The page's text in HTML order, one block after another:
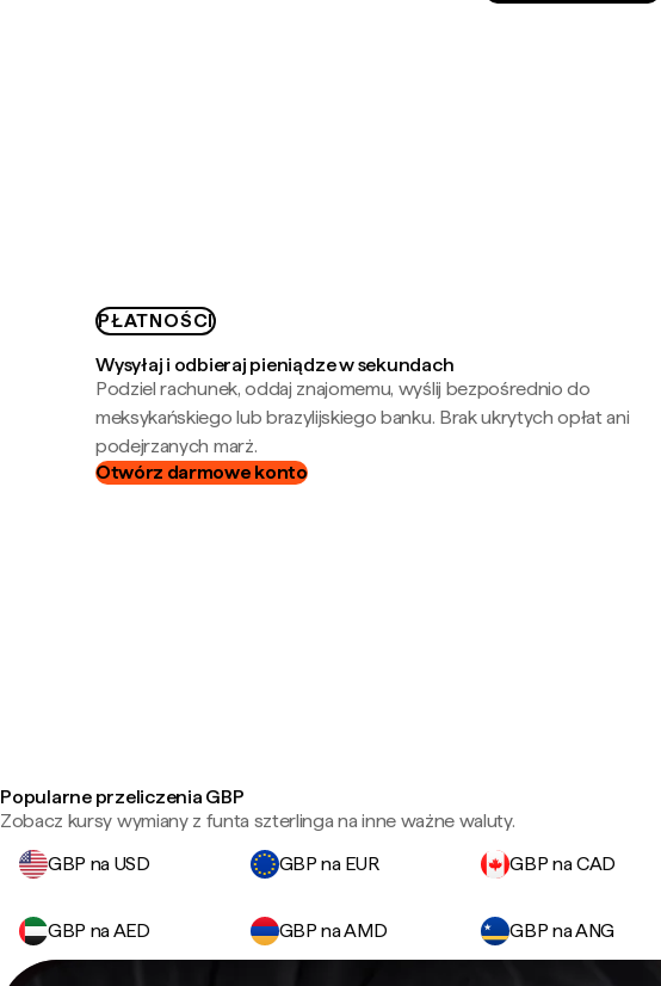
PŁATNOŚCI
Wysyłaj i odbieraj pieniądze w sekundach
Podziel rachunek, oddaj znajomemu, wyślij bezpośrednio do
meksykańskiego lub brazylijskiego banku. Brak ukrytych opłat ani
podejrzanych marż.
Otwórz darmowe konto
Popularne przeliczenia GBP
Zobacz kursy wymiany z funta szterlinga na inne ważne waluty.
GBP na USD
GBP na EUR GBP na CAD
GBP na AED GBP na AMD GBP na ANG